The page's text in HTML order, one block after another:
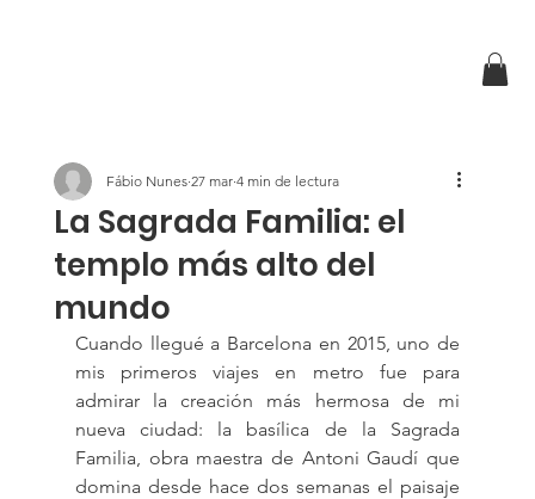
La Sagrada Familia: el
templo más alto del
mundo
Fábio Nunes 27 mar 4 min de lectura
Cuando llegué a Barcelona en 2015, uno de
mis primeros viajes en metro fue para
admirar la creación más hermosa de mi
nueva ciudad: la basílica de la Sagrada
Familia, obra maestra de Antoni Gaudí que
domina desde hace dos semanas el paisaje